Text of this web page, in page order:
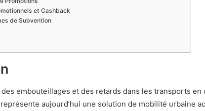
et Cashback
de Subvention
des embouteillages et des retards dans les transports en
aujourd’hui une solution de mobilité urbaine